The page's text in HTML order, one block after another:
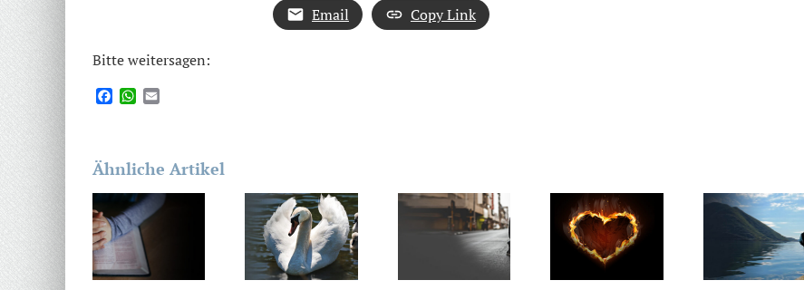
Email
Copy Link
Bitte weitersagen:
FacebookWhatsApp
Ähnliche Artikel
Grundsätze
Verleihens
Die
Tugend
der
dich
nicht auf
Ehebruch
beginnt
im
Unterschied
zwischen
Tieren,
Menschen